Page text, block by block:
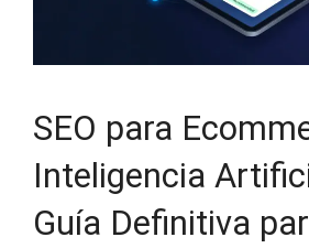
SEO para
Inteligencia
Guía Definitiva